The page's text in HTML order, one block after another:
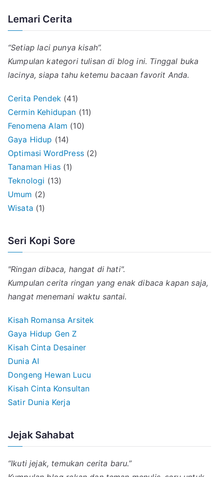
Lemari Cerita
“Setiap laci punya kisah”.
Kumpulan kategori tulisan di blog ini. Tinggal buka
lacinya, siapa tahu ketemu bacaan favorit Anda.
Cerita Pendek (41)
Cermin Kehidupan (11)
Fenomena Alam (10)
Gaya Hidup (14)
Optimasi WordPress(2)
Tanaman Hias(1)
Teknologi (13)
Umum (2)
Wisata (1)
Seri Kopi Sore
"Ringan dibaca, hangat di hati".
Kumpulan cerita ringan yang enak dibaca kapan saja,
hangat menemani waktu santai.
Kisah Romansa Arsitek
Gaya Hidup Gen Z
Kisah Cinta Desainer
Dunia AI
Dongeng Hewan Lucu
Kisah Cinta Konsultan
Satir Dunia Kerja
Jejak Sahabat
“Ikuti jejak, temukan cerita baru.”